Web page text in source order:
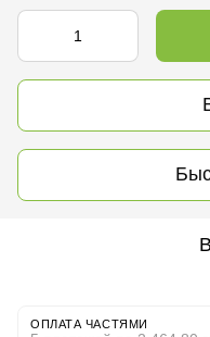
ОПЛАТА ЧАСТЯМИ